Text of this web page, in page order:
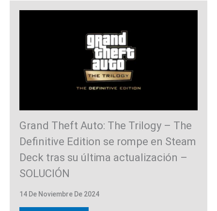
Grand Theft Auto: The Trilogy – The
Definitive Edition se rompe en Steam
Deck tras su última actualización –
SOLUCIÓN
14 De Noviembre De 2024